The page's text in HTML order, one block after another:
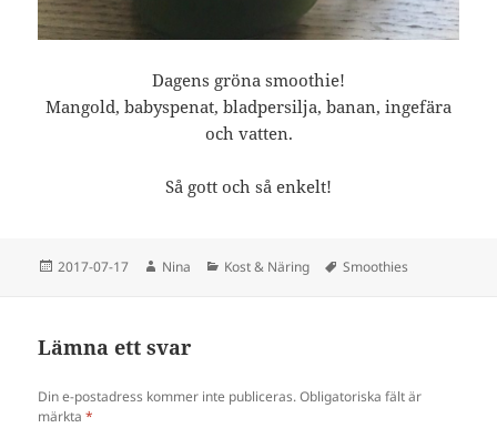
Dagens gröna smoothie!
Mangold, babyspenat, bladpersilja, banan, ingefära
och vatten.
Så gott och så enkelt!
Postat
2017-07-17 Författare
Nina Kategorier
Kost & Näring Taggar
Smoothies
Lämna ett svar
Din e-postadress kommer inte publiceras. Obligatoriska fält är
märkta*